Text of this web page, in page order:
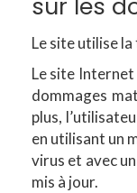
Le site utilise
Le site
dommages
plus,
en utilisant un
virus et avec
mis à jour.